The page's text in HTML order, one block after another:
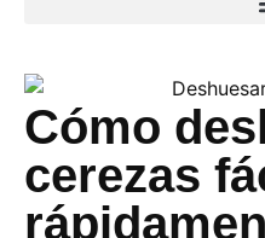
Cómo
cerezas